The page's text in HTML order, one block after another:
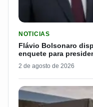
NOTICIAS
Flávio Bolsonaro
enquete para
2 de agosto de 2026